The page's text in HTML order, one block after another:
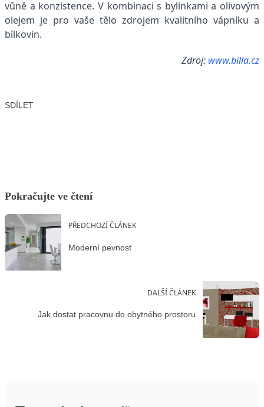
vůně a konzistence. V kombinaci s bylinkami a olivovým
olejem je pro vaše tělo zdrojem kvalitního vápníku a
bílkovin.
Zdroj: www.billa.cz
SDÍLET
Pokračujte ve čtení
PŘEDCHOZÍ ČLÁNEK
Moderní pevnost
DALŠÍ ČLÁNEK
Jak dostat pracovnu do obytného prostoru